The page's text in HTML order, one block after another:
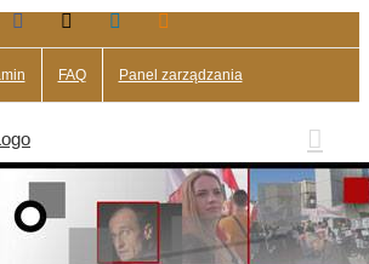
Facebook LinkedIn
FAQ Panel zarządzania